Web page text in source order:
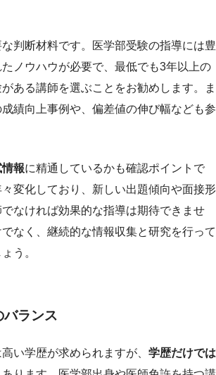
な判断材料です。医学部受験の指導には豊
ノウハウが必要で、最低でも3年以上の
ある講師を選ぶことをお勧めします。ま
績向上事例や、偏差値の伸び幅なども参
報に精通しているかも確認ポイントで
変化しており、新しい出題傾向や面接形
なければ効果的な指導は期待できませ
なく、継続的な情報収集と研究を行って
う。
バランス
い学歴が求められますが、 学歴だけでは